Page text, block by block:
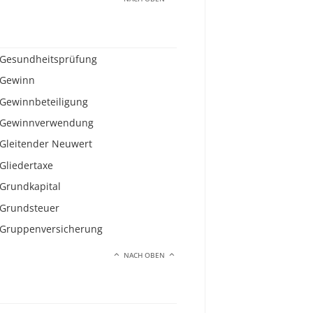
Gesundheitsprüfung
Gewinn
Gewinnbeteiligung
Gewinnverwendung
Gleitender Neuwert
Gliedertaxe
Grundkapital
Grundsteuer
Gruppenversicherung
NACH OBEN